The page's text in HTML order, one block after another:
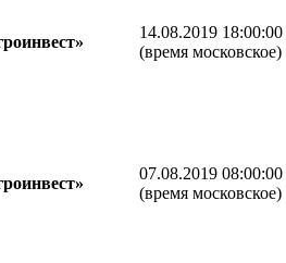
14.08.2019 18:00:00
(время московское)
07.08.2019 08:00:00
(время московское)